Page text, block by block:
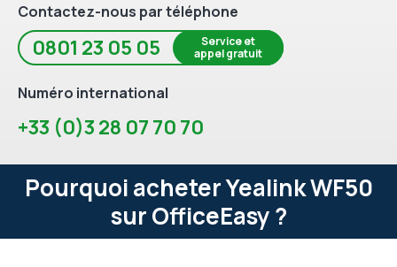
Contactez-nous par téléphone
0801 23 05 05
Service et
appel gratuit
Numéro international
+33 (0)3 28 07 70 70
Pourquoi acheter Yealink WF50
sur OfficeEasy ?